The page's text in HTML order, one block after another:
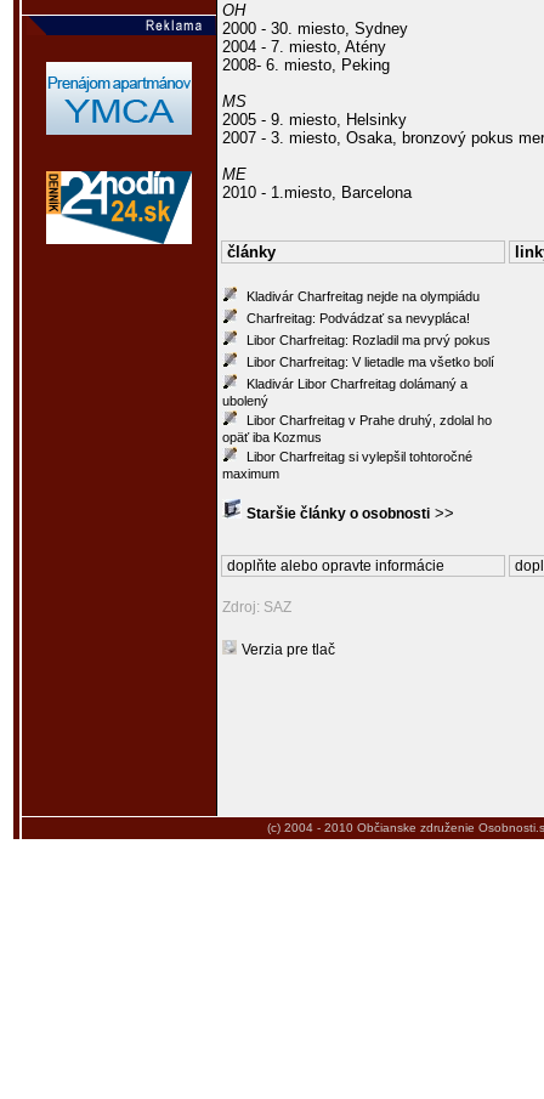
OH
2000 - 30. miesto, Sydney
2004 - 7. miesto, Atény
2008- 6. miesto, Peking
MS
2005 - 9. miesto, Helsinky
2007 - 3. miesto, Osaka, bronzový pokus
ME
2010 - 1.miesto, Barcelona
články
Kladivár Charfreitag nejde na olympiádu
Charfreitag: Podvádzať sa nevypláca!
Libor Charfreitag: Rozladil ma prvý pokus
Libor Charfreitag: V lietadle ma všetko bolí
Kladivár Libor Charfreitag dolámaný a
ubolený
Libor Charfreitag v Prahe druhý, zdolal ho
opäť iba Kozmus
Libor Charfreitag si vylepšil tohtoročné
maximum
Staršie články o osobnosti >>
doplňte alebo opravte informácie
Zdroj: SAZ
Verzia pre tlač
(c) 2004 - 2010 Občianske združenie